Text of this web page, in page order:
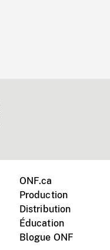
ONF.ca
Production
Distribution
Éducation
Blogue ONF